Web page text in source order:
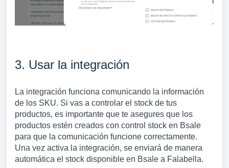
3. Usar la integración
La integración funciona comunicando la información
de los SKU. Si vas a controlar el stock de tus
productos, es importante que te asegures que los
productos estén creados con control stock en Bsale
para que la comunicación funcione correctamente.
Una vez activa la integración, se enviará de manera
automática el stock disponible en Bsale a Falabella.